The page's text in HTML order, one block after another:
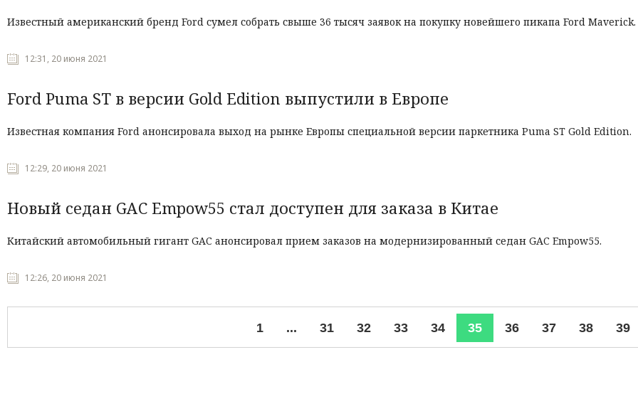
Известный американский бренд Ford сумел собрать свыше 36 тысяч заявок на покупку новейшего пикапа Ford Maverick.
12:31, 20 июня 2021
Ford Puma ST в версии Gold Edition выпустили в Европе
Известная компания Ford анонсировала выход на рынке Европы специальной версии паркетника Puma ST Gold Edition.
12:29, 20 июня 2021
Новый седан GAC Empow55 стал доступен для заказа в Китае
Китайский автомобильный гигант GAC анонсировал прием заказов на модернизированный седан GAC Empow55.
12:26, 20 июня 2021
1 ... 31 32 33 34 35 36 37 38 39